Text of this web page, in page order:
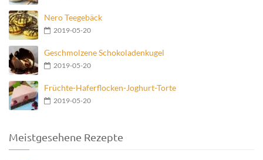
Nero Teegebäck
2019-05-20
Geschmolzene Schokoladenkugel
2019-05-20
Früchte-Haferflocken-Joghurt-Torte
2019-05-20
Meistgesehene Rezepte